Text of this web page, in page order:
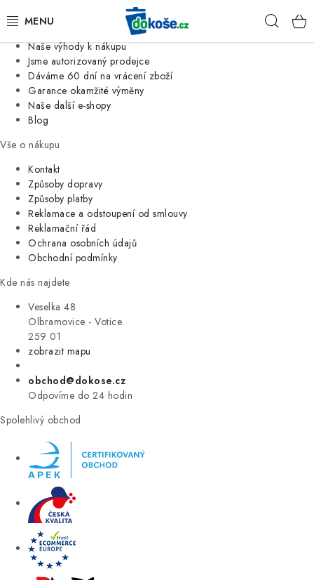
Jsme tradiční česká firma
Naše výhody k nákupu
Jsme autorizovaný prodejce
Dáváme 60 dní na vrácení zboží
Garance okamžité výměny
Naše další e-shopy
Blog
Vše o nákupu
Kontakt
Způsoby dopravy
Způsoby platby
Reklamace a odstoupení od smlouvy
Reklamační řád
Ochrana osobních údajů
Obchodní podmínky
Kde nás najdete
Veselka 48
Olbramovice - Votice
259 01
zobrazit mapu
obchod@dokose.cz
Odpovíme do 24 hodin
Spolehlivý obchod
KOŠE
SÁČKY
KUCHYNĚ
ORGANIZACE
DOMÁCNOST
ÚKLID
VÝPRODEJ
ZNAČKY
Úvod Kontakt Blog
Moje objednávka